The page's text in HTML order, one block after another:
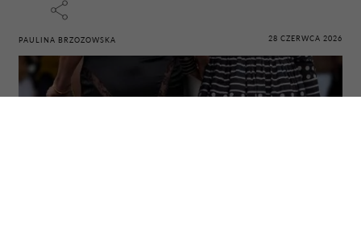
PAULINA BRZOZOWSKA 28 CZERWCA 2026